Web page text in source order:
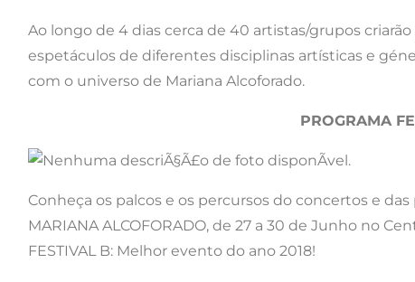
Ao longo de 4 dias cerca de 40 artistas/grupos
espetáculos de diferentes disciplinas artísticas e
com o universo de Mariana Alcoforado.
PROGRAMA
Conheça os palcos e os percursos do concertos e das
MARIANA ALCOFORADO, de 27 a 30 de Junho no
FESTIVAL B: Melhor evento do ano 2018!